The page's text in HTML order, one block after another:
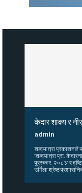
केदार शाक्य र
admin
शब्दयात्रा प्रकाशनले
‘शब्दयात्रा प्रा.
पुरस्कार, २०८३’ र
उर्मिला श्रेष्ठ